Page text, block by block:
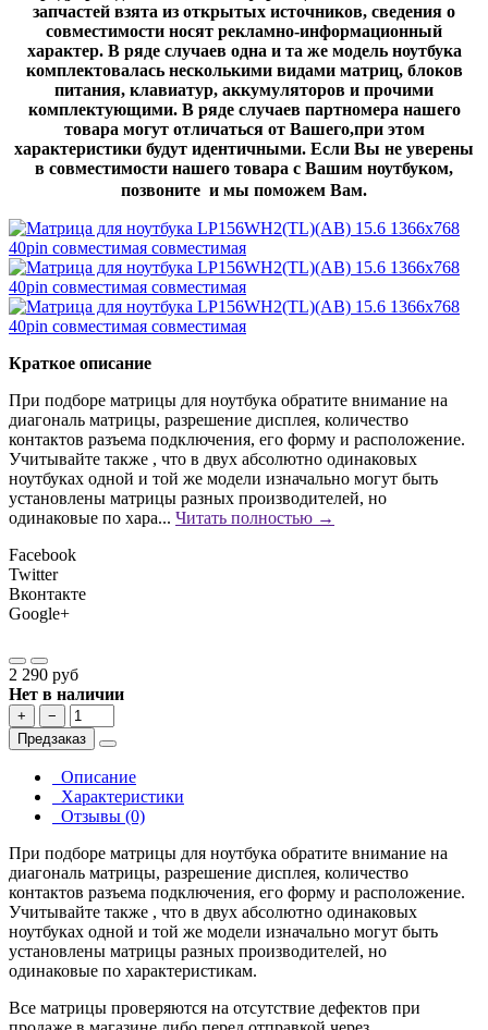
запчастей взята из открытых источников, сведения о
совместимости носят рекламно-информационный
характер. В ряде случаев одна и та же модель ноутбука
комплектовалась несколькими видами матриц, блоков
питания, клавиатур, аккумуляторов и прочими
комплектующими. В ряде случаев партномера нашего
товара могут отличаться от Вашего,при этом
характеристики будут идентичными. Если Вы не уверены
в совместимости нашего товара с Вашим ноутбуком,
позвоните и мы поможем Вам.
Краткое описание
При подборе матрицы для ноутбука обратите внимание на
диагональ матрицы, разрешение дисплея, количество
контактов разъема подключения, его форму и расположение.
Учитывайте также , что в двух абсолютно одинаковых
ноутбуках одной и той же модели изначально могут быть
установлены матрицы разных производителей, но
одинаковые по хара... Читать полностью →
Facebook
Twitter
Вконтакте
Google+
2 290 руб
Нет в наличии
+
−
Предзаказ
Описание
Характеристики
Отзывы (0)
При подборе матрицы для ноутбука обратите внимание на
диагональ матрицы, разрешение дисплея, количество
контактов разъема подключения, его форму и расположение.
Учитывайте также , что в двух абсолютно одинаковых
ноутбуках одной и той же модели изначально могут быть
установлены матрицы разных производителей, но
одинаковые по характеристикам.
Все матрицы проверяются на отсутствие дефектов при